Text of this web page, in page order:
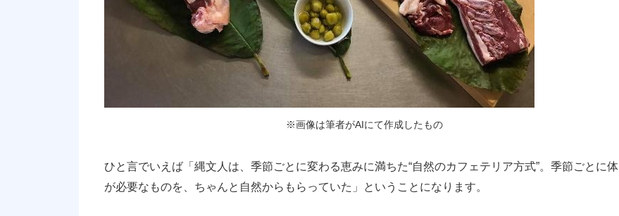
※画像は筆者がAIにて作成したもの
ひと言でいえば「縄文人は、季節ごとに変わる恵みに満ちた“自然のカフェテリア方式”。季節ごとに体
が必要なものを、ちゃんと自然からもらっていた」ということになります。